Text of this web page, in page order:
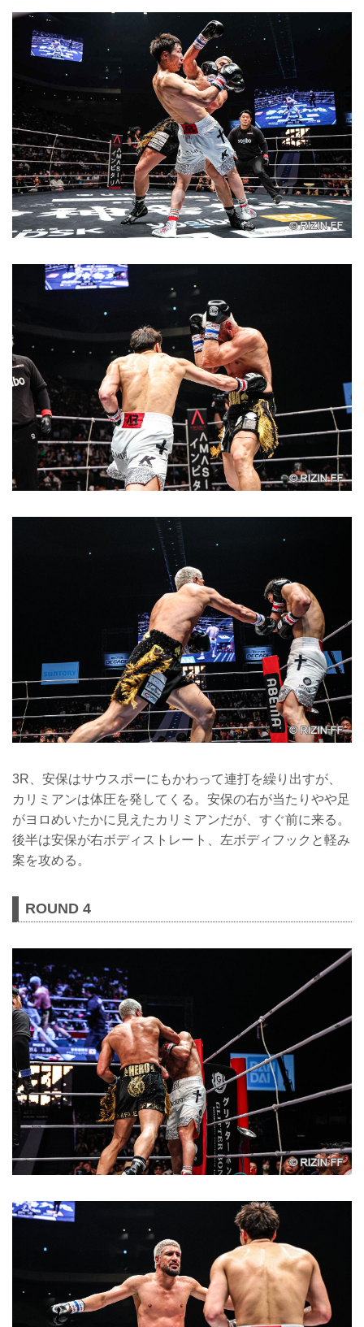
3R、安保はサウスポーにもかわって連打を繰り出すが、
カリミアンは体圧を発してくる。安保の右が当たりやや足
がヨロめいたかに見えたカリミアンだが、すぐ前に来る。
後半は安保が右ボディストレート、左ボディフックと軽み
案を攻める。
ROUND 4